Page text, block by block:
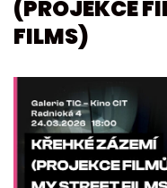
(PROJEKCE
FILMS)